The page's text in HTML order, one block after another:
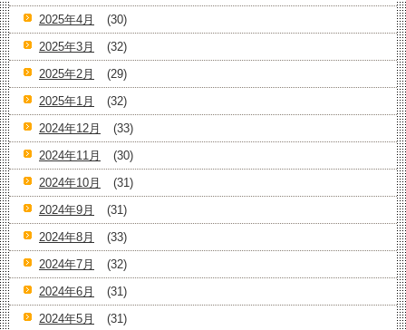
2025年4月
(30)
2025年3月
(32)
2025年2月
(29)
2025年1月
(32)
2024年12月
(33)
2024年11月
(30)
2024年10月
(31)
2024年9月
(31)
2024年8月
(33)
2024年7月
(32)
2024年6月
(31)
2024年5月
(31)